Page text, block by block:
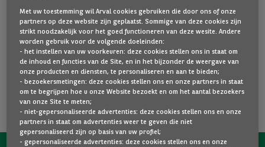
startpagina door hier te klikken.
TERUG NAAR DE STARTPAGINA
TOON AL ONZE VOERTUIGEN
Met uw toestemming wil Arval cookies gebruiken die door ons of onze
partners op deze website zijn geplaatst. Sommige van deze cookies zijn
strikt noodzakelijk voor het goed functioneren van deze wesite. Andere
worden gebruik voor de volgende doeleinden:
- het instellen van uw voorkeuren: deze cookies stellen ons in staat om
de inhoud en functies van de Site, en in het bijzonder de weergave van
onze producten en diensten, te personaliseren en aan te bieden;
- bezoekersmetingen: deze cookies stellen ons en onze partners in staat
om te begrijpen hoe u onze Website bezoekt en om het aantal bezoekers
van onze Site te meten;
- niet-gepersonaliseerde advertenties: deze cookies stellen ons en onze
partners in staat om advertenties weer te geven die niet
gepersonaliseerd zijn op basis van uw profiel;
- gepersonaliseerde advertenties: deze cookies stellen ons en onze